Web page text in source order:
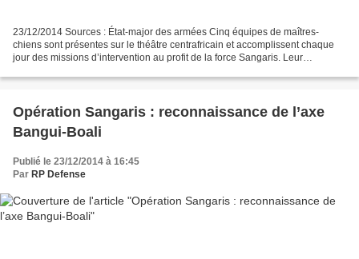
23/12/2014 Sources : État-major des armées Cinq équipes de maîtres-
chiens sont présentes sur le théâtre centrafricain et accomplissent chaque
jour des missions d’intervention au profit de la force Sangaris. Leur
Opération Sangaris : reconnaissance de l’axe
Bangui-Boali
Publié le 23/12/2014 à 16:45
Par RP Defense